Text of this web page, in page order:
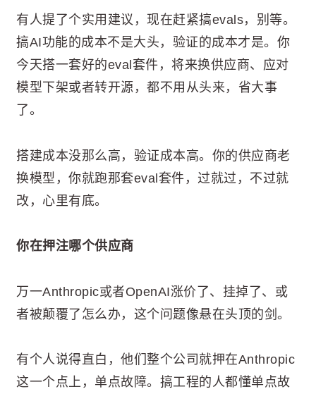
有人提了个实用建议，现在赶紧搞evals，别等。
搞AI功能的成本不是大头，验证的成本才是。你
今天搭一套好的eval套件，将来换供应商、应对
模型下架或者转开源，都不用从头来，省大事
了。
搭建成本没那么高，验证成本高。你的供应商老
换模型，你就跑那套eval套件，过就过，不过就
改，心里有底。
你在押注哪个供应商
万一Anthropic或者OpenAI涨价了、挂掉了、或
者被颠覆了怎么办，这个问题像悬在头顶的剑。
有个人说得直白，他们整个公司就押在Anthropic
这一个点上，单点故障。搞工程的人都懂单点故